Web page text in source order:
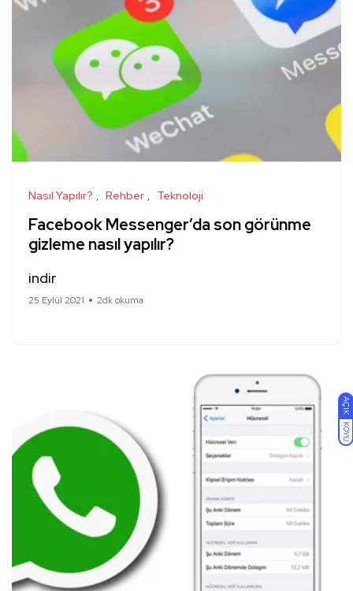
AÇIK
KOYU
Nasıl Yapılır? Rehber Teknoloji
Facebook Messenger’da son görünme
gizleme nasıl yapılır?
indir
25 Eylül 2021 2dk okuma